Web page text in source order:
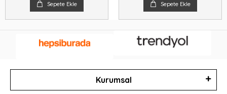
Sepete Ekle Sepete Ekle
Kurumsal